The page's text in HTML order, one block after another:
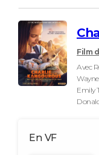
Film
Avec
Emily